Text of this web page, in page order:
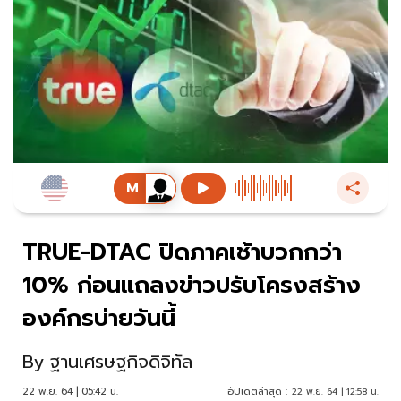
TRUE-DTAC ปิดภาคเช้าบวกกว่า
10% ก่อนแถลงข่าวปรับโครงสร้าง
องค์กรบ่ายวันนี้
By ฐานเศรษฐกิจดิจิทัล
22 พ.ย. 64 | 05:42 น. อัปเดตล่าสุด : 22 พ.ย. 64 | 12:58 น.